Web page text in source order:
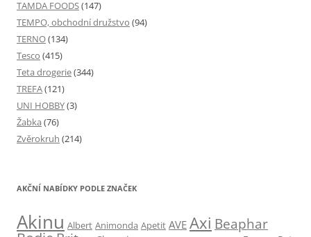
TAMDA FOODS(147)
TEMPO, obchodní družstvo (94)
TERNO(134)
Tesco (415)
Teta drogerie(344)
TREFA(121)
UNI HOBBY(3)
Žabka (76)
Zvěrokruh (214)
AKČNÍ NABÍDKY PODLE ZNAČEK
Akinu Albert Animonda Apetit AVE Axi Beaphar